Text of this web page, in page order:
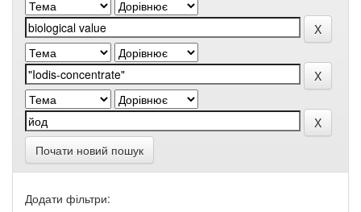
Почати новий пошук
Додати фільтри: